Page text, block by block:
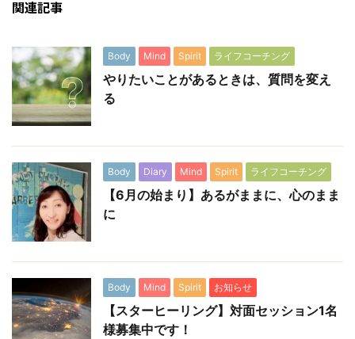
関連記事
Body Mind Spirit ライフコーチング
やりたいことがあるときは、質問を変え
る
Body Diary Mind Spirit ライフコーチング
【6月の始まり】あるがままに、心のまま
に
Body Mind Spirit お知らせ
【スターヒーリング】対面セッション1名
様募集中です！